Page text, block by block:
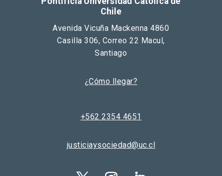
Chile
Avenida Vicuña Mackenna 4860
Casilla 306, Correo 22 Macul,
Santiago
¿Cómo llegar?
+562 2354 4651
justiciaysociedad@uc.cl